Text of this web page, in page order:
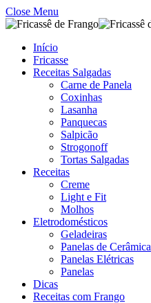
Close Menu
Início
Fricasse
Receitas Salgadas
Carne de Panela
Coxinhas
Lasanha
Panquecas
Salpicão
Strogonoff
Tortas Salgadas
Receitas
Creme
Light e Fit
Molhos
Eletrodomésticos
Geladeiras
Panelas de Cerâmica
Panelas Elétricas
Panelas
Dicas
Receitas com Frango